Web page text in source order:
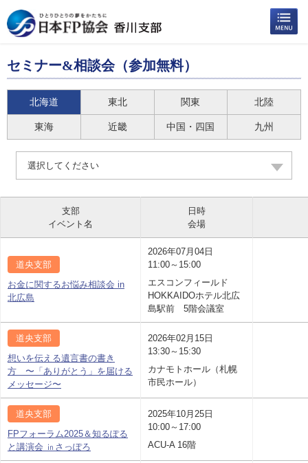
セミナー&相談会（参加無料）
北海道 東北 関東 北陸
東海 近畿 中国・四国 九州
選択してください
支部
イベント名
日時
会場
道央支部
お金に関するお悩み相談会 in
北広島
2026年07月04日
11:00～15:00
エスコンフィールド
HOKKAIDOホテル北広
島駅前 5階会議室
道央支部
想いを伝える遺言書の書き
方 〜「ありがとう」を届ける
メッセージ〜
2026年02月15日
13:30～15:30
カナモトホール（札幌
市民ホール）
道央支部
FPフォーラム2025＆知るぽる
と講演会 ㏌さっぽろ
2025年10月25日
10:00～17:00
ACU-A 16階